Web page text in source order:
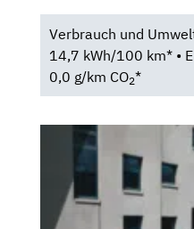
Verbrauch und
14,7 kWh/100 km* •
0,0 g/km CO2*